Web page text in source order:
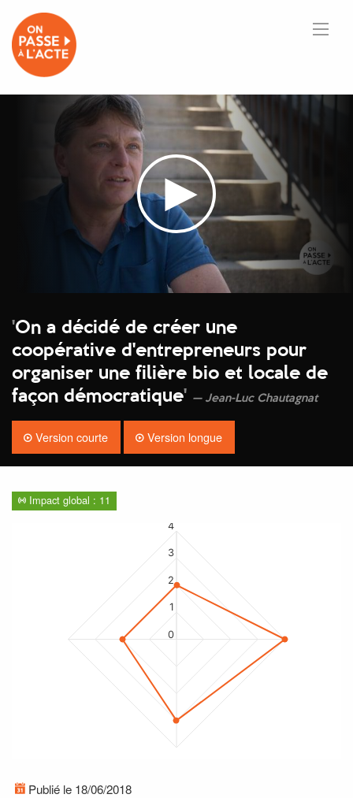
'On a décidé de créer une
coopérative d'entrepreneurs pour
organiser une filière bio et locale de
façon démocratique' Jean-Luc Chautagnat
Version courte Version longue
Impact global : 11
0
1
2
3
4
Publié le 18/06/2018